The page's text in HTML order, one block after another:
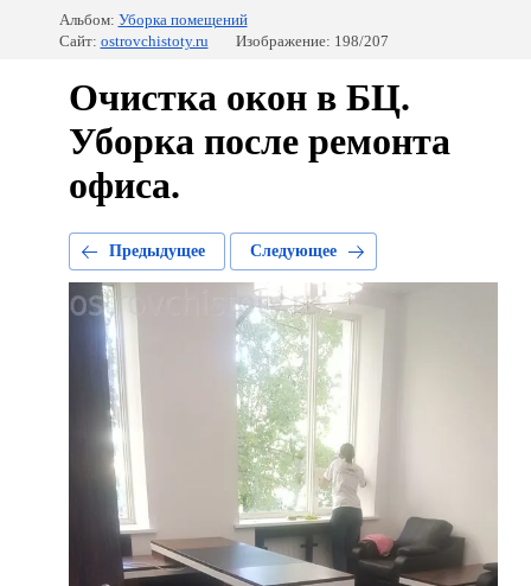
Альбом: Уборка помещений
Сайт: ostrovchistoty.ru Изображение: 198/207
Очистка окон в БЦ.
Уборка после ремонта
офиса.
Предыдущее Следующее